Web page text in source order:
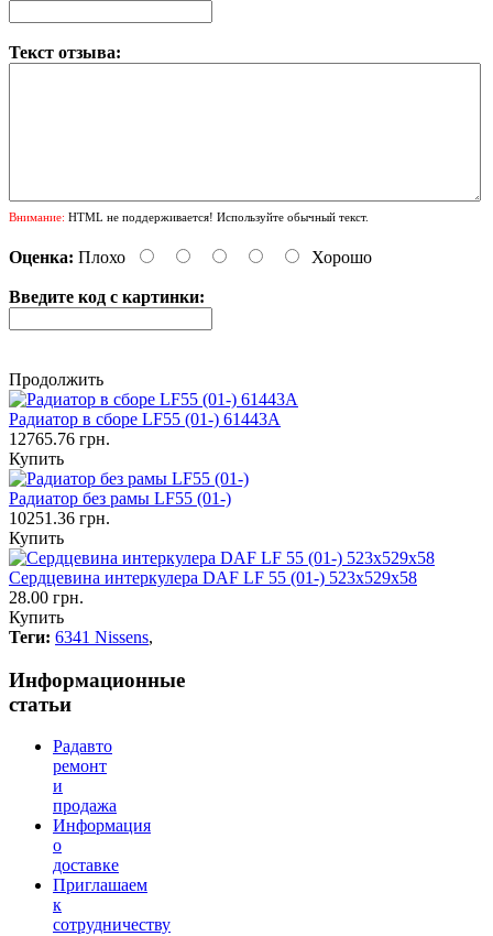
Текст отзыва:
Внимание: HTML не поддерживается! Используйте обычный текст.
Оценка: Плохо Хорошо
Введите код с картинки:
Продолжить
Радиатор в сборе LF55 (01-) 61443A
12765.76 грн.
Купить
Радиатор без рамы LF55 (01-)
10251.36 грн.
Купить
Сердцевина интеркулера DAF LF 55 (01-) 523x529x58
28.00 грн.
Купить
Теги: 6341 Nissens,
Информационные
статьи
Радавто
ремонт
и
продажа
Информация
о
доставке
Приглашаем
к
сотрудничеству